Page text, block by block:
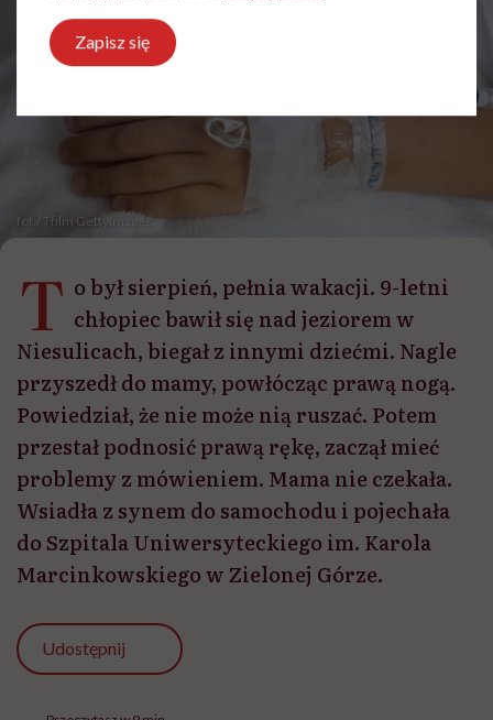
fot./ Tfilm GettyImages
T o był sierpień, pełnia wakacji. 9-letni
chłopiec bawił się nad jeziorem w
Niesulicach, biegał z innymi dziećmi. Nagle
przyszedł do mamy, powłócząc prawą nogą.
Powiedział, że nie może nią ruszać. Potem
przestał podnosić prawą rękę, zaczął mieć
problemy z mówieniem. Mama nie czekała.
Wsiadła z synem do samochodu i pojechała
do Szpitala Uniwersyteckiego im. Karola
Marcinkowskiego w Zielonej Górze.
Udostępnij
Zapisz się